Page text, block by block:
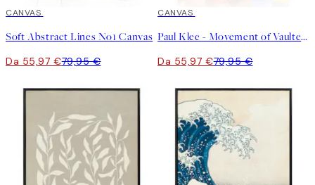
30%*
CANVAS
Soft Abstract Lines No1 Canvas
Da 55,97 €79,95 €
30%*
CANVAS
Paul Klee - Movement of Vaulted Chambers Canvas
Da 55,97 €79,95 €